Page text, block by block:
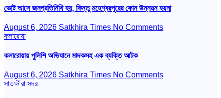
ভোট আসে জনপ্রতিনিধি হয়, কিন্তু মহেশ্বরপুরের কোন উন্নয়ন হয়না
August 6, 2026 Satkhira Times No Comments
কলারোয়া
কলারোয়ায় পুলিশি অভিযানে মাদকসহ এক ব্যক্তি আটক
August 6, 2026 Satkhira Times No Comments
সাতক্ষীরা সদর